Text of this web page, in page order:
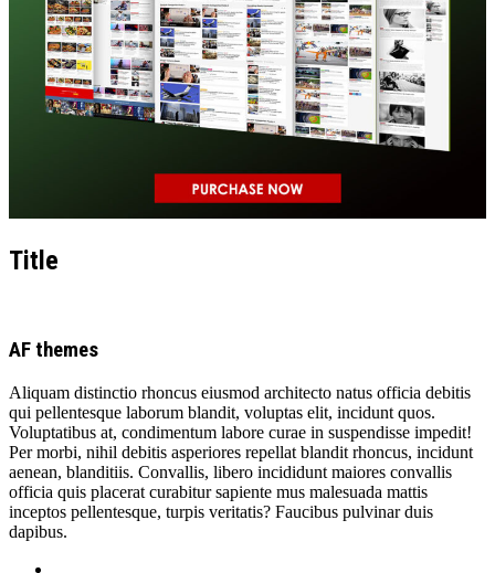
Title
AF themes
Aliquam distinctio rhoncus eiusmod architecto natus officia debitis
qui pellentesque laborum blandit, voluptas elit, incidunt quos.
Voluptatibus at, condimentum labore curae in suspendisse impedit!
Per morbi, nihil debitis asperiores repellat blandit rhoncus, incidunt
aenean, blanditiis. Convallis, libero incididunt maiores convallis
officia quis placerat curabitur sapiente mus malesuada mattis
inceptos pellentesque, turpis veritatis? Faucibus pulvinar duis
dapibus.